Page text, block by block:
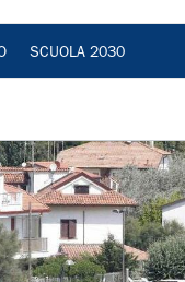
SCUOLA 2030